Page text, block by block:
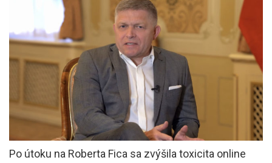
Po útoku na Roberta Fica sa zvýšila toxicita online